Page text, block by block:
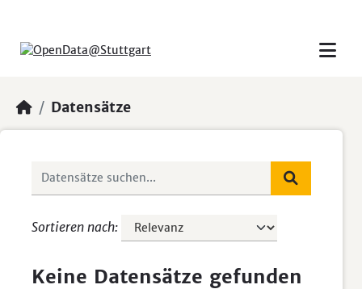
Datensätze
Sortieren nach
Keine Datensätze gefunden